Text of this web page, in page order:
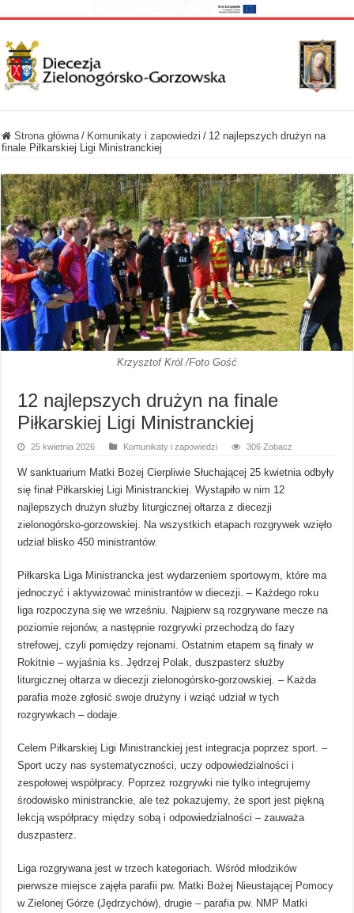
Strona główna / Komunikaty i zapowiedzi / 12 najlepszych drużyn na
finale Piłkarskiej Ligi Ministranckiej
Krzysztof Król /Foto Gość
12 najlepszych drużyn na finale
Piłkarskiej Ligi Ministranckiej
25 kwietnia 2026 Komunikaty i zapowiedzi 306 Zobacz
W sanktuarium Matki Bożej Cierpliwie Słuchającej 25 kwietnia odbyły
się finał Piłkarskiej Ligi Ministranckiej. Wystąpiło w nim 12
najlepszych drużyn służby liturgicznej ołtarza z diecezji
zielonogórsko-gorzowskiej. Na wszystkich etapach rozgrywek wzięło
udział blisko 450 ministrantów.
Piłkarska Liga Ministrancka jest wydarzeniem sportowym, które ma
jednoczyć i aktywizować ministrantów w diecezji. – Każdego roku
liga rozpoczyna się we wrześniu. Najpierw są rozgrywane mecze na
poziomie rejonów, a następnie rozgrywki przechodzą do fazy
strefowej, czyli pomiędzy rejonami. Ostatnim etapem są finały w
Rokitnie – wyjaśnia ks. Jędrzej Polak, duszpasterz służby
liturgicznej ołtarza w diecezji zielonogórsko-gorzowskiej. – Każda
parafia może zgłosić swoje drużyny i wziąć udział w tych
rozgrywkach – dodaje.
Celem Piłkarskiej Ligi Ministranckiej jest integracja poprzez sport. –
Sport uczy nas systematyczności, uczy odpowiedzialności i
zespołowej współpracy. Poprzez rozgrywki nie tylko integrujemy
środowisko ministranckie, ale też pokazujemy, że sport jest piękną
lekcją współpracy między sobą i odpowiedzialności – zauważa
duszpasterz.
Liga rozgrywana jest w trzech kategoriach. Wśród młodzików
pierwsze miejsce zajęła parafii pw. Matki Bożej Nieustającej Pomocy
w Zielonej Górze (Jędrzychów), drugie – parafia pw. NMP Matki